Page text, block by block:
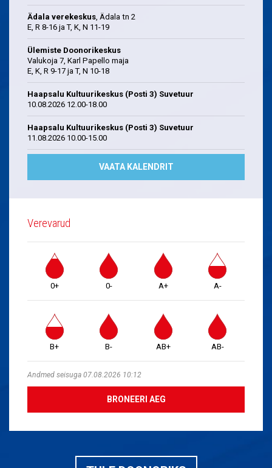
Ädala verekeskus, Ädala tn 2
E, R 8-16 ja T, K, N 11-19
Ülemiste Doonorikeskus
Valukoja 7, Karl Papello maja
E, K, R 9-17 ja T, N 10-18
Haapsalu Kultuurikeskus (Posti 3) Suvetuur
10.08.2026 12.00-18.00
Haapsalu Kultuurikeskus (Posti 3) Suvetuur
11.08.2026 10.00-15.00
VAATA KALENDRIT
Verevarud
0+ 0- A+ A-
B+ B- AB+ AB-
Andmed seisuga 07.08.2026 10:12
BRONEERI AEG